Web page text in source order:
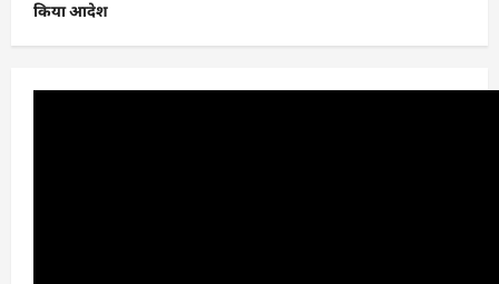
किया आदेश